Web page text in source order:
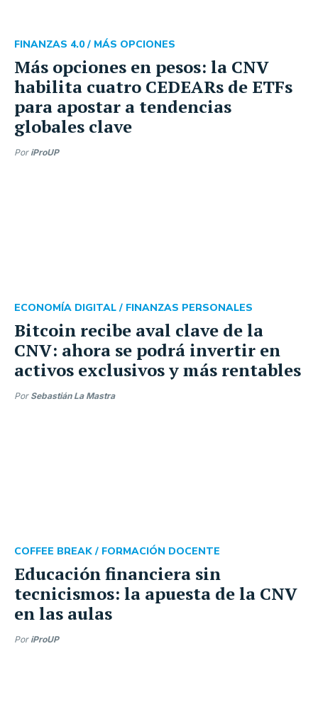
Más opciones en pesos: la CNV
habilita cuatro CEDEARs de ETFs
para apostar a tendencias
globales clave
FINANZAS 4.0 / MÁS OPCIONES
Por iProUP
Bitcoin recibe aval clave de la
CNV: ahora se podrá invertir en
activos exclusivos y más rentables
ECONOMÍA DIGITAL / FINANZAS PERSONALES
Por Sebastián La Mastra
Educación financiera sin
tecnicismos: la apuesta de la CNV
en las aulas
COFFEE BREAK / FORMACIÓN DOCENTE
Por iProUP